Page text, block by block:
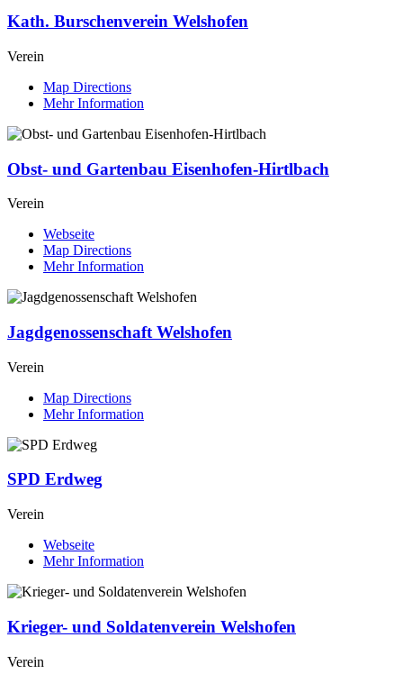
Kath. Burschenverein Welshofen
Verein
Map Directions
Mehr Information
Obst- und Gartenbau Eisenhofen-Hirtlbach
Verein
Webseite
Map Directions
Mehr Information
Jagdgenossenschaft Welshofen
Verein
Map Directions
Mehr Information
SPD Erdweg
Verein
Webseite
Mehr Information
Krieger- und Soldatenverein Welshofen
Verein